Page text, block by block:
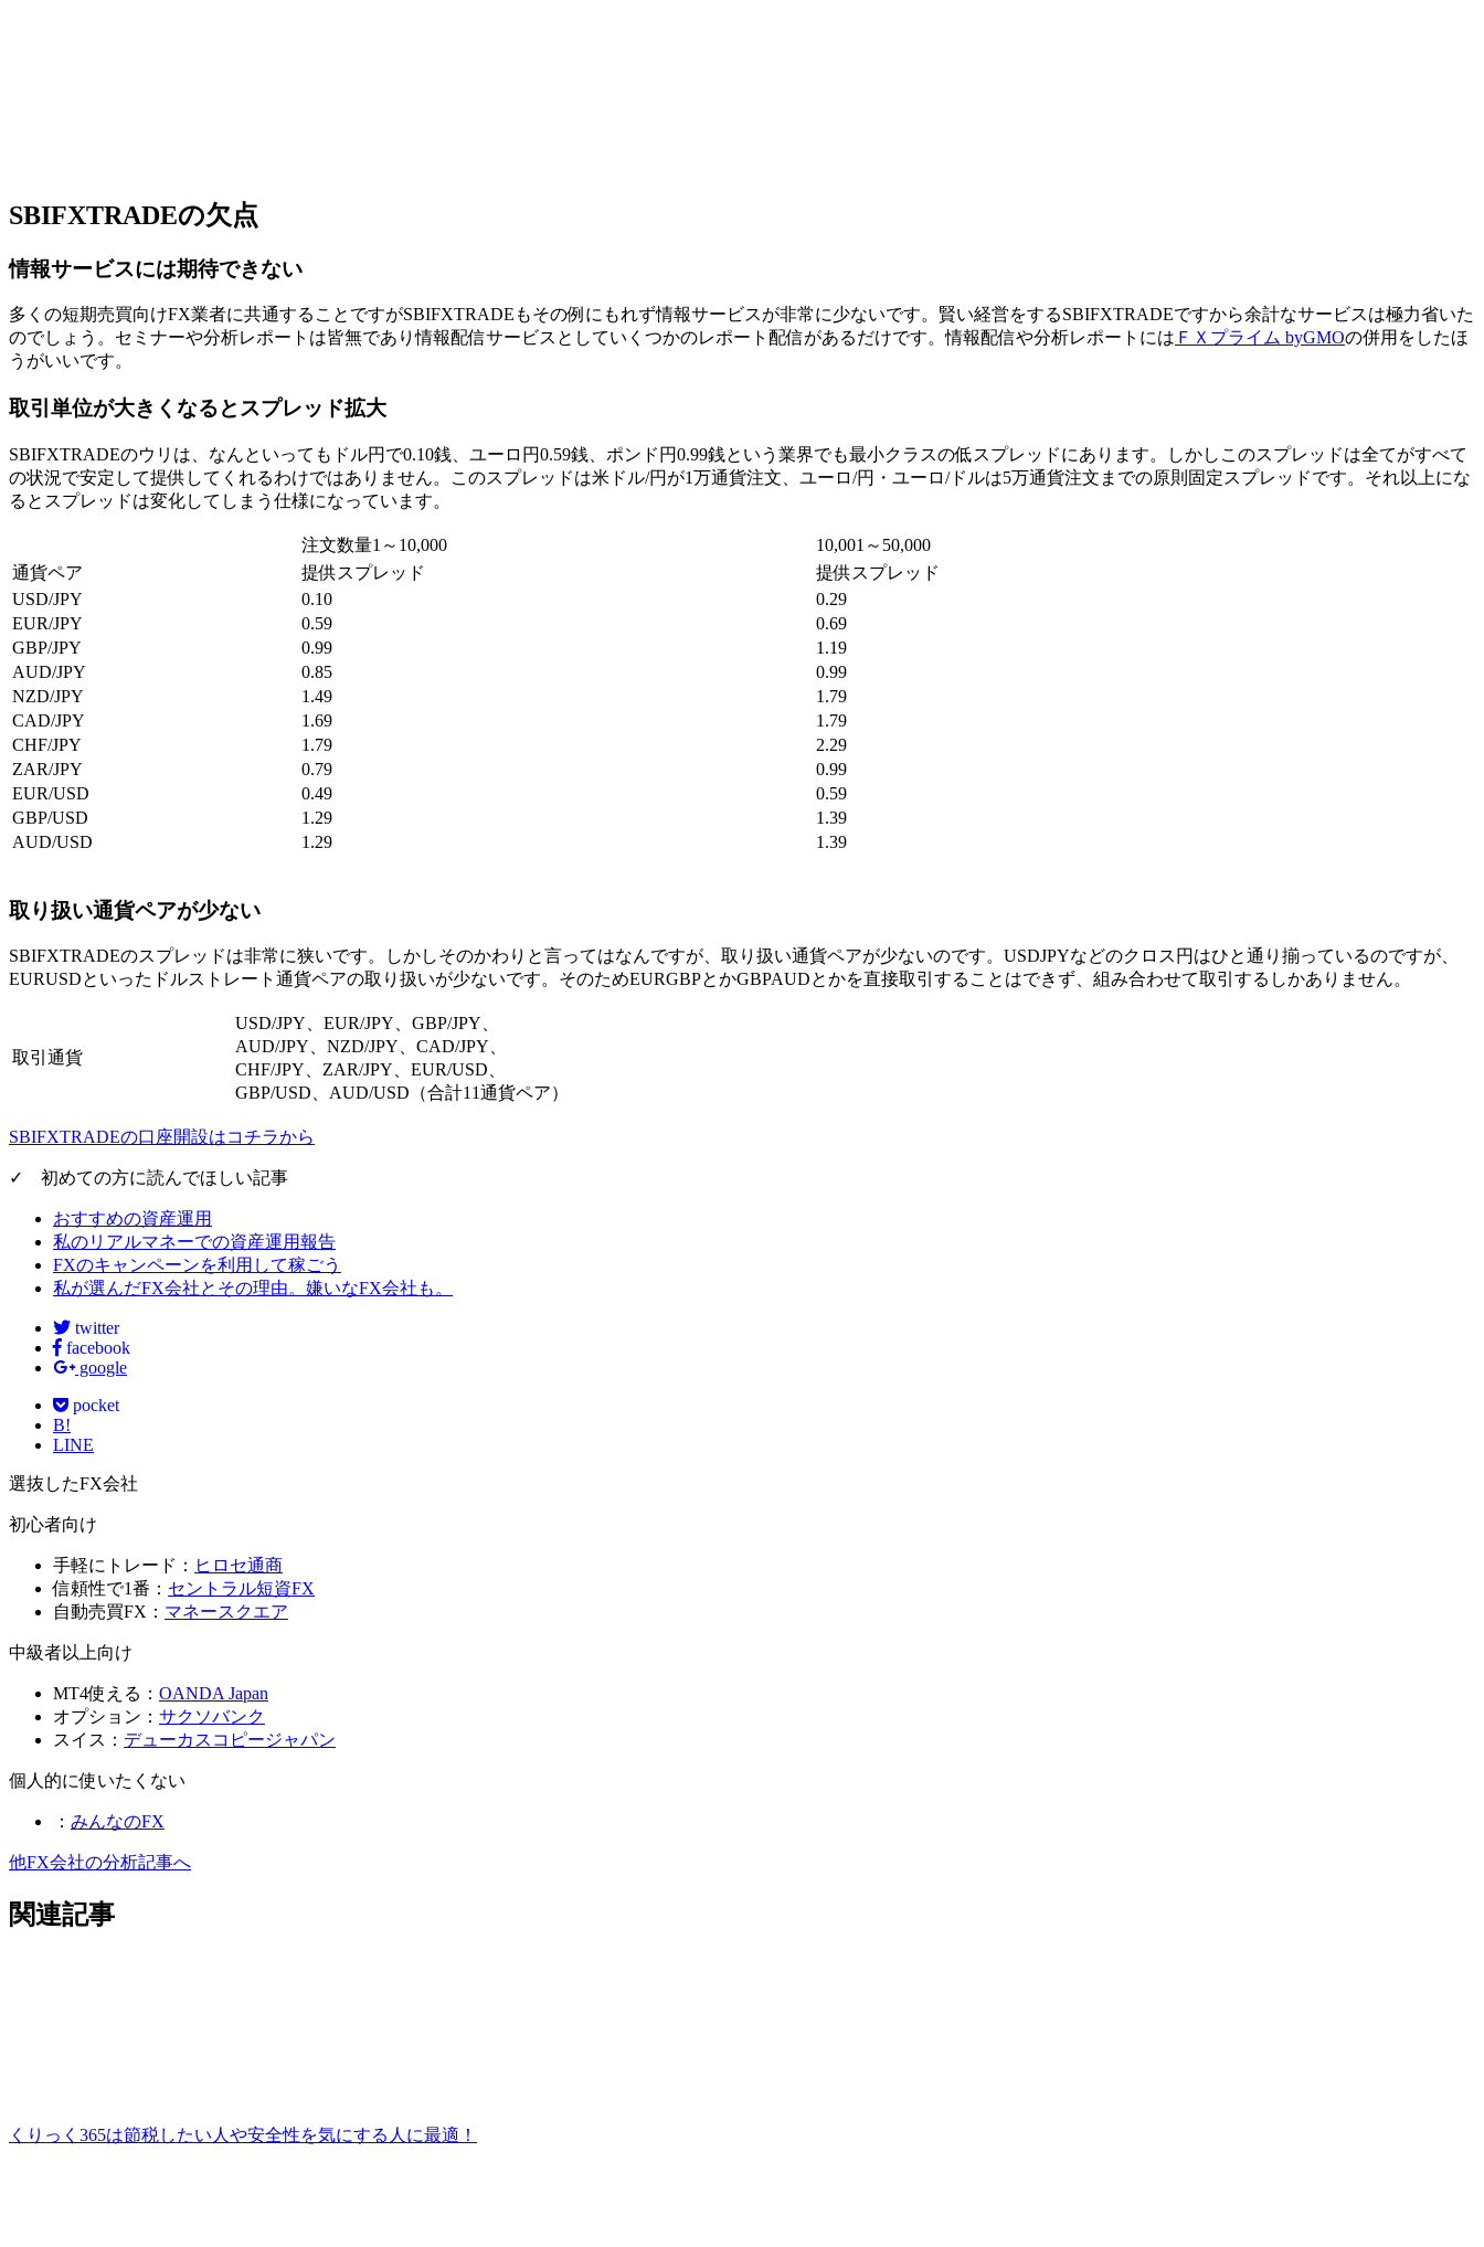
SBIFXTRADEの欠点
情報サービスには期待できない
多くの短期売買向けFX業者に共通することですがSBIFXTRADEもその例にもれず情報サービスが非常に少ないです。賢い経営をするSBIFXTRADEですから余計なサービスは極力省いた
のでしょう。セミナーや分析レポートは皆無であり情報配信サービスとしていくつかのレポート配信があるだけです。情報配信や分析レポートには ＦＸプライム byGMOの併用をしたほ
うがいいです。
取引単位が大きくなるとスプレッド拡大
SBIFXTRADEのウリは、なんといってもドル円で0.10銭、ユーロ円0.59銭、ポンド円0.99銭という業界でも最小クラスの低スプレッドにあります。しかしこのスプレッドは全てがすべて
の状況で安定して提供してくれるわけではありません。このスプレッドは米ドル/円が1万通貨注文、ユーロ/円・ユーロ/ドルは5万通貨注文までの原則固定スプレッドです。それ以上にな
るとスプレッドは変化してしまう仕様になっています。
注文数量1～10,000
10,001～50,000
通貨ペア
提供スプレッド
提供スプレッド
USD/JPY
0.10
0.29
EUR/JPY
0.59
0.69
GBP/JPY
0.99
1.19
AUD/JPY
0.85
0.99
NZD/JPY
1.49
1.79
CAD/JPY
1.69
1.79
CHF/JPY
1.79
2.29
ZAR/JPY
0.79
0.99
EUR/USD
0.49
0.59
GBP/USD
1.29
1.39
AUD/USD
1.29 1.39
取り扱い通貨ペアが少ない
SBIFXTRADEのスプレッドは非常に狭いです。しかしそのかわりと言ってはなんですが、 取り扱い通貨ペアが少ないのです。USDJPYなどのクロス円はひと通り揃っているのですが、
EURUSDといったドルストレート通貨ペアの取り扱いが少ないです。そのためEURGBPとかGBPAUDとかを直接取引することはできず、組み合わせて取引するしかありません。
取引通貨
USD/JPY、EUR/JPY、GBP/JPY、
AUD/JPY、NZD/JPY、CAD/JPY、
CHF/JPY、ZAR/JPY、EUR/USD、
GBP/USD、AUD/USD（合計11通貨ペア）
SBIFXTRADEの口座開設はコチラから
✓ 初めての方に読んでほしい記事
おすすめの資産運用
私のリアルマネーでの資産運用報告
FXのキャンペーンを利用して稼ごう
私が選んだFX会社とその理由。嫌いなFX会社も。
twitter
facebook
google
pocket
B!
LINE
選抜したFX会社
初心者向け
手軽にトレード： ヒロセ通商
信頼性で1番： セントラル短資FX
自動売買FX： マネースクエア
中級者以上向け
MT4使える： OANDA Japan
オプション： サクソバンク
スイス： デューカスコピージャパン
個人的に使いたくない
： みんなのFX
他FX会社の分析記事へ
関連記事
くりっく365は節税したい人や安全性を気にする人に最適！